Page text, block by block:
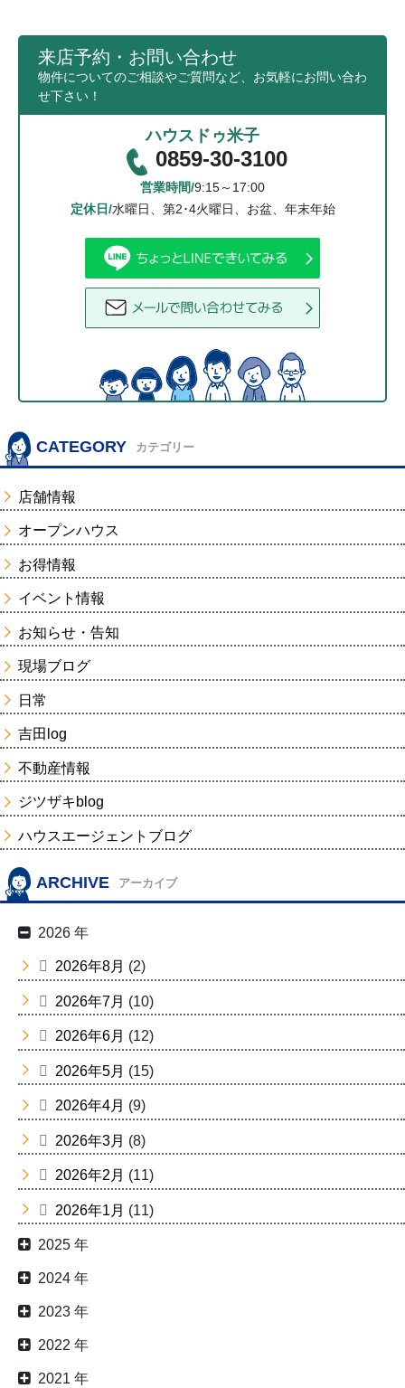
来店予約・お問い合わせ
物件についてのご相談やご質問など、お気軽にお問い合わ
せ下さい！
ハウスドゥ米子
0859-30-3100
営業時間/9:15～17:00
定休日/水曜日、第2･4火曜日、お盆、年末年始
CATEGORY カテゴリー
店舗情報
オープンハウス
お得情報
イベント情報
お知らせ・告知
現場ブログ
日常
吉田log
不動産情報
ジツザキblog
ハウスエージェントブログ
ARCHIVE アーカイブ
2026 年
2026年8月 (2)
2026年7月 (10)
2026年6月 (12)
2026年5月 (15)
2026年4月 (9)
2026年3月 (8)
2026年2月 (11)
2026年1月 (11)
2025 年
2024 年
2023 年
2022 年
2021 年